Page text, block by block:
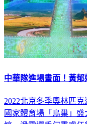
中華隊進場畫面！黃
2022北京冬季奧林匹
國家體育場「鳥巢」